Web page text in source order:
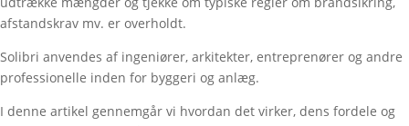
afstandskrav mv. er overholdt.
Solibri anvendes af ingeniører, arkitekter, entreprenører og andre
professionelle inden for byggeri og anlæg.
I denne artikel gennemgår vi hvordan det virker, dens fordele og